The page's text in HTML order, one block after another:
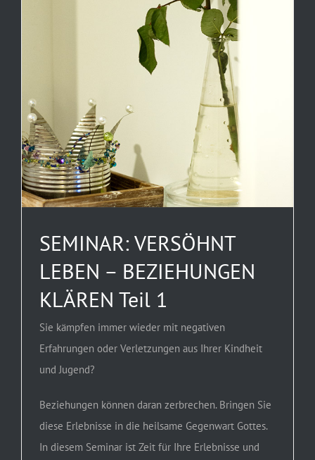
SEMINAR: VERSÖHNT
LEBEN – BEZIEHUNGEN
KLÄREN Teil 1
Sie kämpfen immer wieder mit negativen
Erfahrungen oder Verletzungen aus Ihrer Kindheit
und Jugend?
Beziehungen können daran zerbrechen. Bringen Sie
diese Erlebnisse in die heilsame Gegenwart Gottes.
In diesem Seminar ist Zeit für Ihre Erlebnisse und